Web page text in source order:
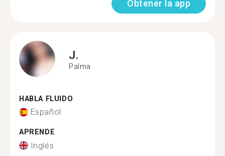
Obtener la app
J.
Palma
HABLA FLUIDO
Español
APRENDE
Inglés